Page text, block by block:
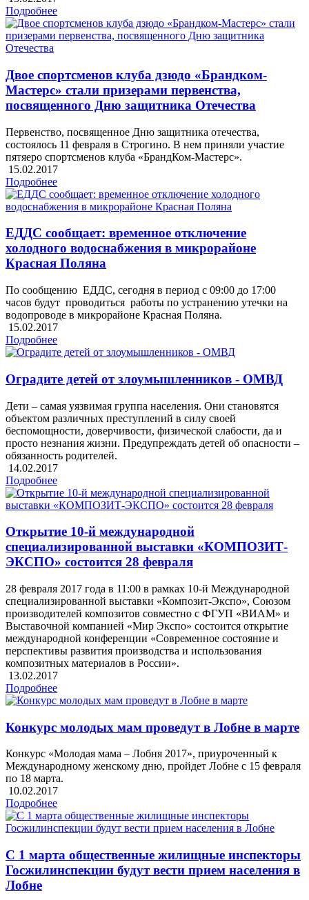
Подробнее
Двое спортсменов клуба дзюдо «Брандком-
Мастерс» стали призерами первенства,
посвященного Дню защитника Отечества
Первенство, посвященное Дню защитника отечества,
состоялось 11 февраля в Строгино. В нем приняли участие
пятяеро спортсменов клуба «БрандКом-Мастерс».
15.02.2017
Подробнее
ЕДДС сообщает: временное отключение
холодного водоснабжения в микрорайоне
Красная Поляна
По сообщению ЕДДС, сегодня в период с 09:00 до 17:00
часов будут проводиться работы по устранению утечки на
водопроводе в микрорайоне Красная Поляна.
15.02.2017
Подробнее
Оградите детей от злоумышленников - ОМВД
Дети – самая уязвимая группа населения. Они становятся
объектом различных преступлений в силу своей
беспомощности, доверчивости, физической слабости, да и
просто незнания жизни. Предупреждать детей об опасности –
обязанность родителей.
14.02.2017
Подробнее
Открытие 10-й международной
специализированной выставки «КОМПОЗИТ-
ЭКСПО» состоится 28 февраля
28 февраля 2017 года в 11:00 в рамках 10-й Международной
специализированной выставки «Композит-Экспо», Союзом
производителей композитов совместно с ФГУП «ВИАМ» и
Выставочной компанией «Мир Экспо» состоится открытие
международной конференции «Современное состояние и
перспективы развития производства и использования
композитных материалов в России».
13.02.2017
Подробнее
Конкурс молодых мам проведут в Лобне в марте
Конкурс «Молодая мама – Лобня 2017», приуроченный к
Международному женскому дню, пройдет Лобне с 15 февраля
по 18 марта.
10.02.2017
Подробнее
С 1 марта общественные жилищные инспекторы
Госжилинспекции будут вести прием населения в
Лобне